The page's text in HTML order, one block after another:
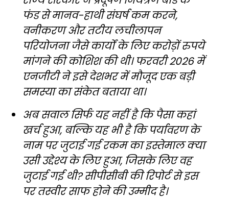
फंड से मानव-हाथी संघर्ष कम करने,
वनीकरण और तटीय लचीलापन
परियोजना जैसे कार्यों के लिए करोड़ों रुपये
मांगने की कोशिश की थी। फरवरी 2026 में
एनजीटी ने इसे देशभर में मौजूद एक बड़ी
समस्या का संकेत बताया था।
अब सवाल सिर्फ यह नहीं है कि पैसा कहां
खर्च हुआ, बल्कि यह भी है कि पर्यावरण के
नाम पर जुटाई गई रकम का इस्तेमाल क्या
उसी उद्देश्य के लिए हुआ, जिसके लिए वह
जुटाई गई थी? सीपीसीबी की रिपोर्ट से इस
पर तस्वीर साफ होने की उम्मीद है।